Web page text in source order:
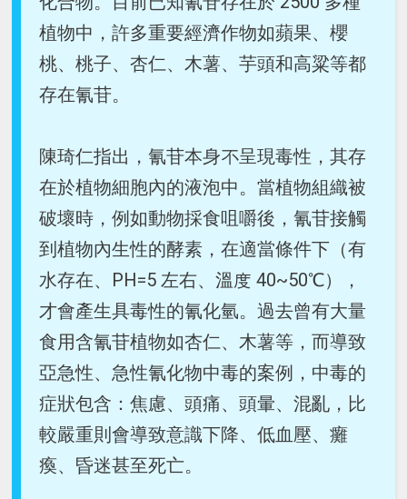
植物中，許多重要經濟作物如蘋果、櫻
桃、桃子、杏仁、木薯、芋頭和高粱等都
存在氰苷。
陳琦仁指出，氰苷本身不呈現毒性，其存
在於植物細胞內的液泡中。當植物組織被
破壞時，例如動物採食咀嚼後，氰苷接觸
到植物內生性的酵素，在適當條件下（有
水存在、PH=5 左右、溫度 40~50℃），
才會產生具毒性的氰化氫。過去曾有大量
食用含氰苷植物如杏仁、木薯等，而導致
亞急性、急性氰化物中毒的案例，中毒的
症狀包含：焦慮、頭痛、頭暈、混亂，比
較嚴重則會導致意識下降、低血壓、癱
瘓、昏迷甚至死亡。